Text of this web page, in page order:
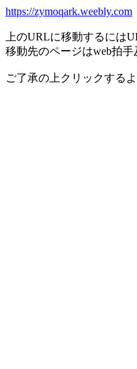
https://zymoqark.weebly.com
上のURLに移動するには
移動先のページはweb拍
ご了承の上クリックする